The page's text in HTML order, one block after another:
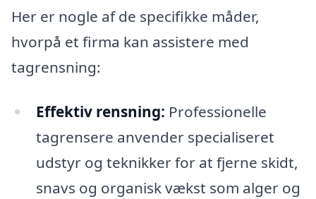
Her er nogle af de specifikke måder,
hvorpå et firma kan assistere med
tagrensning:
Effektiv rensning: Professionelle
tagrensere anvender specialiseret
udstyr og teknikker for at fjerne skidt,
snavs og organisk vækst som alger og